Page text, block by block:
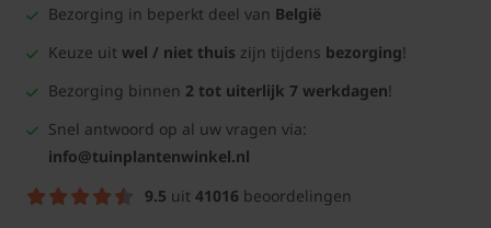
Bezorging in beperkt deel van België
Keuze uit wel / niet thuis zijn tijdens bezorging!
Bezorging binnen 2 tot uiterlijk 7 werkdagen!
Snel antwoord op al uw vragen via:
info@tuinplantenwinkel.nl
9.5 uit 41016 beoordelingen